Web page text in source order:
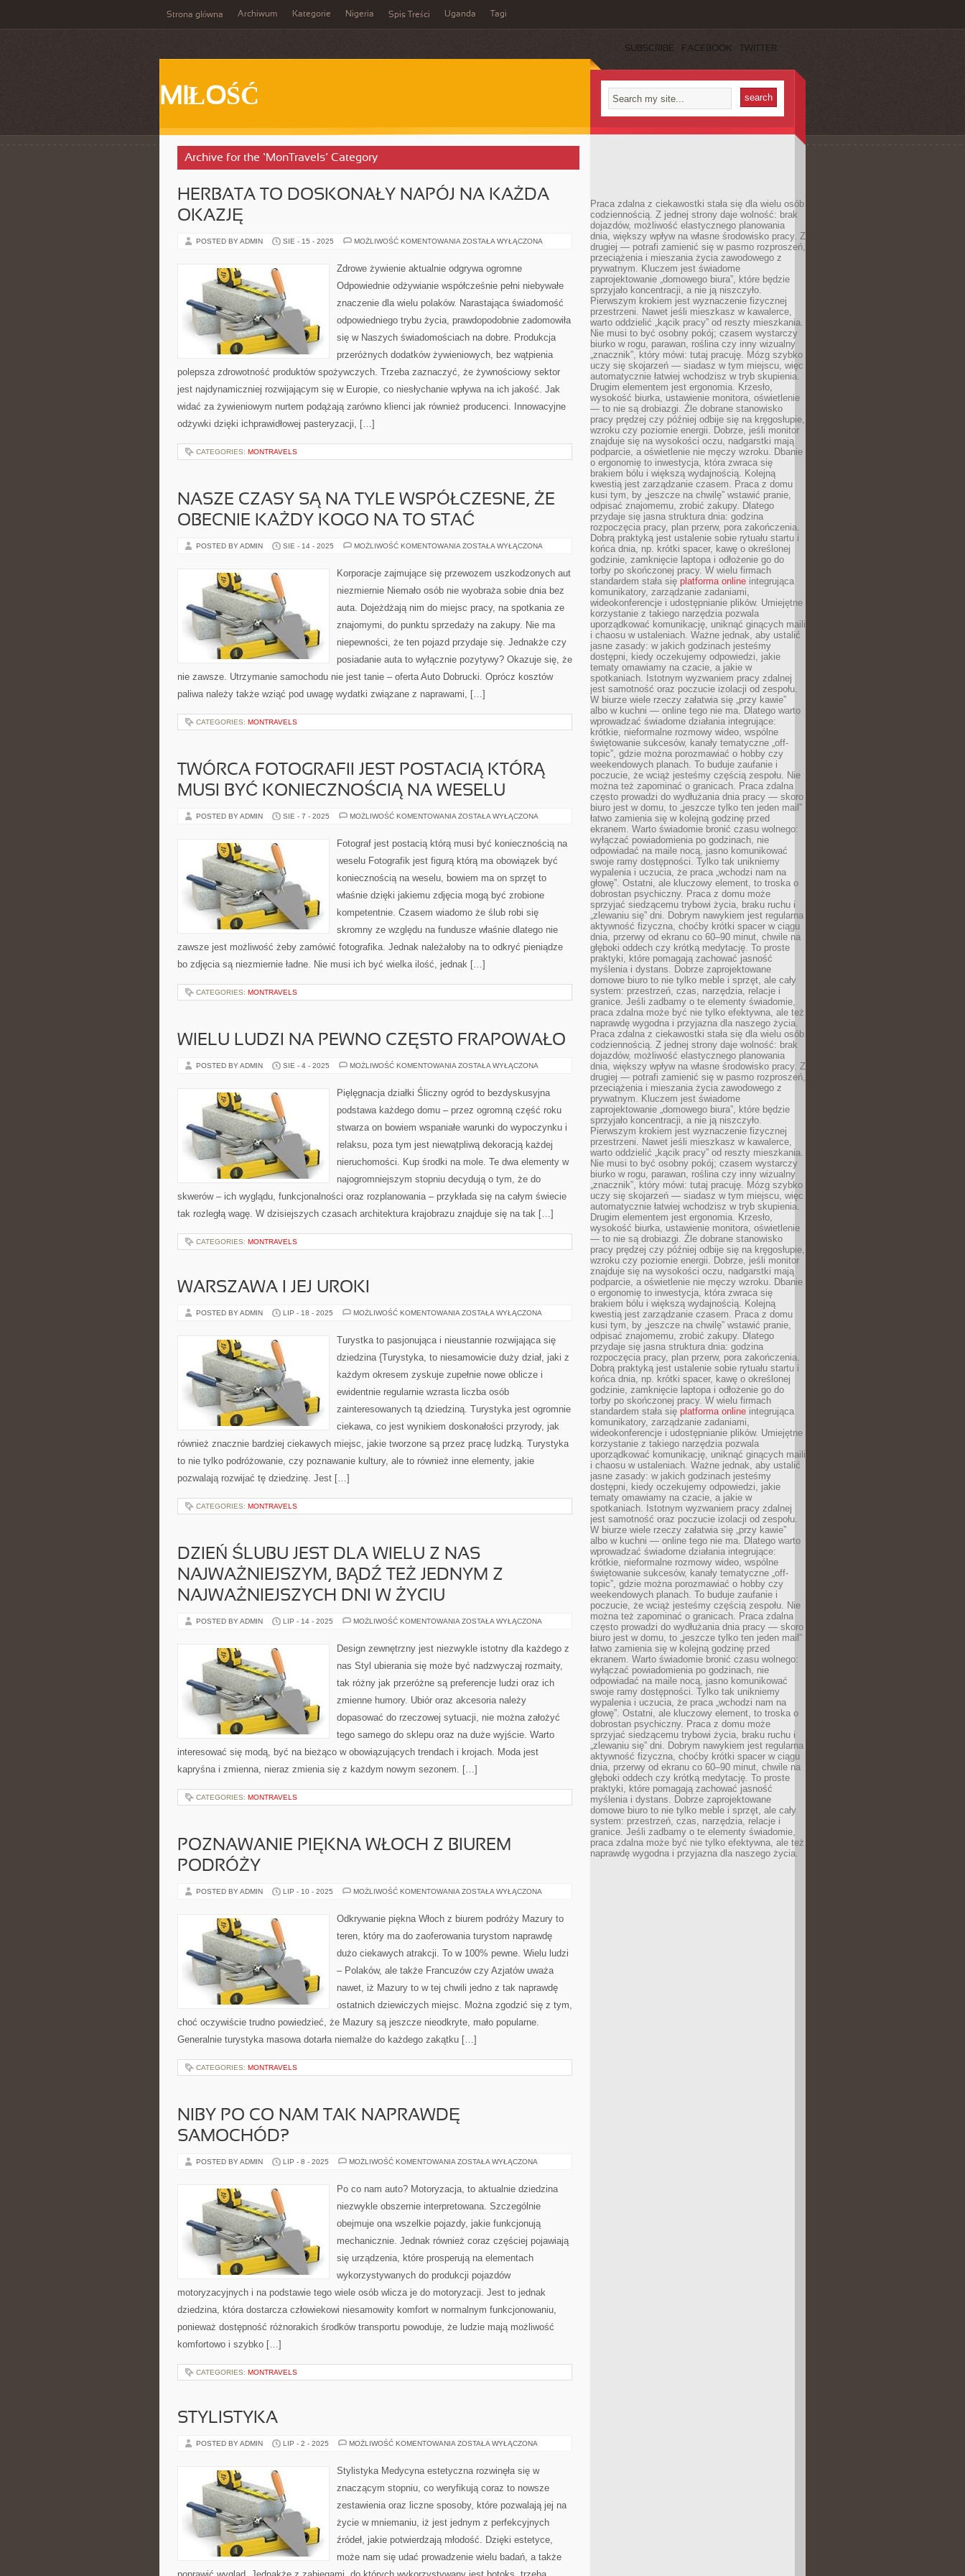
Strona główna Archiwum Kategorie Nigeria Spis Treści Uganda Tagi
SUBSCRIBE FACEBOOK TWITTER
MIŁOŚĆ
Archive for the ‘MonTravels’ Category
HERBATA TO DOSKONAŁY NAPÓJ NA KAŻDA
OKAZJĘ
POSTED BY ADMIN SIE - 15 - 2025 MOŻLIWOŚĆ KOMENTOWANIA HERBATA
NA
OKAZJĘ
ZOSTAŁA WYŁĄCZONA
Zdrowe żywienie aktualnie odgrywa ogromne
Odpowiednie odżywianie współcześnie pełni niebywałe
znaczenie dla wielu polaków. Narastająca świadomość
odpowiedniego trybu życia, prawdopodobnie zadomowiła
się w Naszych świadomościach na dobre. Produkcja
przeróżnych dodatków żywieniowych, bez wątpienia
polepsza zdrowotność produktów spożywczych. Trzeba zaznaczyć, że żywnościowy sektor
jest najdynamiczniej rozwijającym się w Europie, co niesłychanie wpływa na ich jakość. Jak
widać za żywieniowym nurtem podążają zarówno klienci jak również producenci. Innowacyjne
odżywki dzięki ichprawidłowej pasteryzacji, […]
CATEGORIES: MONTRAVELS
NASZE CZASY SĄ NA TYLE WSPÓŁCZESNE, ŻE
OBECNIE KAŻDY KOGO NA TO STAĆ
POSTED BY ADMIN SIE - 14 - 2025 MOŻLIWOŚĆ KOMENTOWANIA NASZE
TYLE
ŻE
KAŻDY
NA
TO
STAĆ
ZOSTAŁA WYŁĄCZONA
Korporacje zajmujące się przewozem uszkodzonych aut
niezmiernie Niemało osób nie wyobraża sobie dnia bez
auta. Dojeżdżają nim do miejsc pracy, na spotkania ze
znajomymi, do punktu sprzedaży na zakupy. Nie ma
niepewności, że ten pojazd przydaje się. Jednakże czy
posiadanie auta to wyłącznie pozytywy? Okazuje się, że
nie zawsze. Utrzymanie samochodu nie jest tanie – oferta Auto Dobrucki. Oprócz kosztów
paliwa należy także wziąć pod uwagę wydatki związane z naprawami, […]
CATEGORIES: MONTRAVELS
TWÓRCA FOTOGRAFII JEST POSTACIĄ KTÓRĄ
MUSI BYĆ KONIECZNOŚCIĄ NA WESELU
POSTED BY ADMIN SIE - 7 - 2025 MOŻLIWOŚĆ KOMENTOWANIA TWÓRCA
POSTACIĄ
KTÓRĄ
BYĆ
NA
ZOSTAŁA WYŁĄCZONA
Fotograf jest postacią którą musi być koniecznością na
weselu Fotografik jest figurą którą ma obowiązek być
koniecznością na weselu, bowiem ma on sprzęt to
właśnie dzięki jakiemu zdjęcia mogą być zrobione
kompetentnie. Czasem wiadomo że ślub robi się
skromny ze względu na fundusze właśnie dlatego nie
zawsze jest możliwość żeby zamówić fotografika. Jednak należałoby na to odkryć pieniądze
bo zdjęcia są niezmiernie ładne. Nie musi ich być wielka ilość, jednak […]
CATEGORIES: MONTRAVELS
WIELU LUDZI NA PEWNO CZĘSTO FRAPOWAŁO
POSTED BY ADMIN SIE - 4 - 2025 MOŻLIWOŚĆ KOMENTOWANIA WIELU
PEWNO
CZĘSTO
ZOSTAŁA WYŁĄCZONA
Pięlęgnacja działki Śliczny ogród to bezdyskusyjna
podstawa każdego domu – przez ogromną część roku
stwarza on bowiem wspaniałe warunki do wypoczynku i
relaksu, poza tym jest niewątpliwą dekoracją każdej
nieruchomości. Kup środki na mole. Te dwa elementy w
najogromniejszym stopniu decydują o tym, że do
skwerów – ich wyglądu, funkcjonalności oraz rozplanowania – przykłada się na całym świecie
tak rozległą wagę. W dzisiejszych czasach architektura krajobrazu znajduje się na tak […]
CATEGORIES: MONTRAVELS
WARSZAWA I JEJ UROKI
POSTED BY ADMIN LIP - 18 - 2025 MOŻLIWOŚĆ KOMENTOWANIA WARSZAWA
UROKI
ZOSTAŁA WYŁĄCZONA
Turystka to pasjonująca i nieustannie rozwijająca się
dziedzina {Turystyka, to niesamowicie duży dział, jaki z
każdym okresem zyskuje zupełnie nowe oblicze i
ewidentnie regularnie wzrasta liczba osób
zainteresowanych tą dziedziną. Turystyka jest ogromnie
ciekawa, co jest wynikiem doskonałości przyrody, jak
również znacznie bardziej ciekawych miejsc, jakie tworzone są przez pracę ludzką. Turystyka
to nie tylko podróżowanie, czy poznawanie kultury, ale to również inne elementy, jakie
pozwalają rozwijać tę dziedzinę. Jest […]
CATEGORIES: MONTRAVELS
DZIEŃ ŚLUBU JEST DLA WIELU Z NAS
NAJWAŻNIEJSZYM, BĄDŹ TEŻ JEDNYM Z
NAJWAŻNIEJSZYCH DNI W ŻYCIU
POSTED BY ADMIN LIP - 14 - 2025 MOŻLIWOŚĆ KOMENTOWANIA DZIEŃ
DLA
WIELU
NAS
BĄDŹ
JEDNYM
NAJWAŻNIEJSZYCH
DNI
ŻYCIU
ZOSTAŁA WYŁĄCZONA
Design zewnętrzny jest niezwykle istotny dla każdego z
nas Styl ubierania się może być nadzwyczaj rozmaity,
tak różny jak przeróżne są preferencje ludzi oraz ich
zmienne humory. Ubiór oraz akcesoria należy
dopasować do rzeczowej sytuacji, nie można założyć
tego samego do sklepu oraz na duże wyjście. Warto
interesować się modą, być na bieżąco w obowiązujących trendach i krojach. Moda jest
kapryśna i zmienna, nieraz zmienia się z każdym nowym sezonem. […]
CATEGORIES: MONTRAVELS
POZNAWANIE PIĘKNA WŁOCH Z BIUREM
PODRÓŻY
POSTED BY ADMIN LIP - 10 - 2025 MOŻLIWOŚĆ KOMENTOWANIA POZNAWANIE
Z
BIUREM
ZOSTAŁA WYŁĄCZONA
Odkrywanie piękna Włoch z biurem podróży Mazury to
teren, który ma do zaoferowania turystom naprawdę
dużo ciekawych atrakcji. To w 100% pewne. Wielu ludzi
– Polaków, ale także Francuzów czy Azjatów uważa
nawet, iż Mazury to w tej chwili jedno z tak naprawdę
ostatnich dziewiczych miejsc. Można zgodzić się z tym,
choć oczywiście trudno powiedzieć, że Mazury są jeszcze nieodkryte, mało popularne.
Generalnie turystyka masowa dotarła niemalże do każdego zakątku […]
CATEGORIES: MONTRAVELS
NIBY PO CO NAM TAK NAPRAWDĘ
SAMOCHÓD?
POSTED BY ADMIN LIP - 8 - 2025 MOŻLIWOŚĆ KOMENTOWANIA NIBY
NAM
TAK
SAMOCHÓD?
ZOSTAŁA WYŁĄCZONA
Po co nam auto? Motoryzacja, to aktualnie dziedzina
niezwykle obszernie interpretowana. Szczególnie
obejmuje ona wszelkie pojazdy, jakie funkcjonują
mechanicznie. Jednak również coraz częściej pojawiają
się urządzenia, które prosperują na elementach
wykorzystywanych do produkcji pojazdów
motoryzacyjnych i na podstawie tego wiele osób wlicza je do motoryzacji. Jest to jednak
dziedzina, która dostarcza człowiekowi niesamowity komfort w normalnym funkcjonowaniu,
ponieważ dostępność różnorakich środków transportu powoduje, że ludzie mają możliwość
komfortowo i szybko […]
CATEGORIES: MONTRAVELS
STYLISTYKA
POSTED BY ADMIN LIP - 2 - 2025 MOŻLIWOŚĆ KOMENTOWANIA STYLISTYKA
ZOSTAŁA WYŁĄCZONA
Stylistyka Medycyna estetyczna rozwinęła się w
znaczącym stopniu, co weryfikują coraz to nowsze
zestawienia oraz liczne sposoby, które pozwalają jej na
życie w mniemaniu, iż jest jednym z perfekcyjnych
źródeł, jakie potwierdzają młodość. Dzięki estetyce,
może nam się udać prowadzenie wielu badań, a także
Praca zdalna z ciekawostki stała się dla wielu osób
codziennością. Z jednej strony daje wolność: brak
dojazdów, możliwość elastycznego planowania
dnia, większy wpływ na własne środowisko pracy. Z
drugiej — potrafi zamienić się w pasmo rozproszeń,
przeciążenia i mieszania życia zawodowego z
prywatnym. Kluczem jest świadome
zaprojektowanie „domowego biura”, które będzie
sprzyjało koncentracji, a nie ją niszczyło.
Pierwszym krokiem jest wyznaczenie fizycznej
przestrzeni. Nawet jeśli mieszkasz w kawalerce,
warto oddzielić „kącik pracy” od reszty mieszkania.
Nie musi to być osobny pokój; czasem wystarczy
biurko w rogu, parawan, roślina czy inny wizualny
„znacznik”, który mówi: tutaj pracuję. Mózg szybko
uczy się skojarzeń — siadasz w tym miejscu, więc
automatycznie łatwiej wchodzisz w tryb skupienia.
Drugim elementem jest ergonomia. Krzesło,
wysokość biurka, ustawienie monitora, oświetlenie
— to nie są drobiazgi. Źle dobrane stanowisko
pracy prędzej czy później odbije się na kręgosłupie,
wzroku czy poziomie energii. Dobrze, jeśli monitor
znajduje się na wysokości oczu, nadgarstki mają
podparcie, a oświetlenie nie męczy wzroku. Dbanie
o ergonomię to inwestycja, która zwraca się
brakiem bólu i większą wydajnością. Kolejną
kwestią jest zarządzanie czasem. Praca z domu
kusi tym, by „jeszcze na chwilę” wstawić pranie,
odpisać znajomemu, zrobić zakupy. Dlatego
przydaje się jasna struktura dnia: godzina
rozpoczęcia pracy, plan przerw, pora zakończenia.
Dobrą praktyką jest ustalenie sobie rytuału startu i
końca dnia, np. krótki spacer, kawę o określonej
godzinie, zamknięcie laptopa i odłożenie go do
torby po skończonej pracy. W wielu firmach
standardem stała się platforma online integrująca
komunikatory, zarządzanie zadaniami,
wideokonferencje i udostępnianie plików. Umiejętne
korzystanie z takiego narzędzia pozwala
uporządkować komunikację, uniknąć ginących maili
i chaosu w ustaleniach. Ważne jednak, aby ustalić
jasne zasady: w jakich godzinach jesteśmy
dostępni, kiedy oczekujemy odpowiedzi, jakie
tematy omawiamy na czacie, a jakie w
spotkaniach. Istotnym wyzwaniem pracy zdalnej
jest samotność oraz poczucie izolacji od zespołu.
W biurze wiele rzeczy załatwia się „przy kawie”
albo w kuchni — online tego nie ma. Dlatego warto
wprowadzać świadome działania integrujące:
krótkie, nieformalne rozmowy wideo, wspólne
świętowanie sukcesów, kanały tematyczne „off-
topic”, gdzie można porozmawiać o hobby czy
weekendowych planach. To buduje zaufanie i
poczucie, że wciąż jesteśmy częścią zespołu. Nie
można też zapominać o granicach. Praca zdalna
często prowadzi do wydłużania dnia pracy — skoro
biuro jest w domu, to „jeszcze tylko ten jeden mail”
łatwo zamienia się w kolejną godzinę przed
ekranem. Warto świadomie bronić czasu wolnego:
wyłączać powiadomienia po godzinach, nie
odpowiadać na maile nocą, jasno komunikować
swoje ramy dostępności. Tylko tak unikniemy
wypalenia i uczucia, że praca „wchodzi nam na
głowę”. Ostatni, ale kluczowy element, to troska o
dobrostan psychiczny. Praca z domu może
sprzyjać siedzącemu trybowi życia, braku ruchu i
„zlewaniu się” dni. Dobrym nawykiem jest regularna
aktywność fizyczna, choćby krótki spacer w ciągu
dnia, przerwy od ekranu co 60–90 minut, chwile na
głęboki oddech czy krótką medytację. To proste
praktyki, które pomagają zachować jasność
myślenia i dystans. Dobrze zaprojektowane
domowe biuro to nie tylko meble i sprzęt, ale cały
system: przestrzeń, czas, narzędzia, relacje i
granice. Jeśli zadbamy o te elementy świadomie,
praca zdalna może być nie tylko efektywna, ale też
naprawdę wygodna i przyjazna dla naszego życia.
Praca zdalna z ciekawostki stała się dla wielu osób
codziennością. Z jednej strony daje wolność: brak
dojazdów, możliwość elastycznego planowania
dnia, większy wpływ na własne środowisko pracy. Z
drugiej — potrafi zamienić się w pasmo rozproszeń,
przeciążenia i mieszania życia zawodowego z
prywatnym. Kluczem jest świadome
zaprojektowanie „domowego biura”, które będzie
sprzyjało koncentracji, a nie ją niszczyło.
Pierwszym krokiem jest wyznaczenie fizycznej
przestrzeni. Nawet jeśli mieszkasz w kawalerce,
warto oddzielić „kącik pracy” od reszty mieszkania.
Nie musi to być osobny pokój; czasem wystarczy
biurko w rogu, parawan, roślina czy inny wizualny
„znacznik”, który mówi: tutaj pracuję. Mózg szybko
uczy się skojarzeń — siadasz w tym miejscu, więc
automatycznie łatwiej wchodzisz w tryb skupienia.
Drugim elementem jest ergonomia. Krzesło,
wysokość biurka, ustawienie monitora, oświetlenie
— to nie są drobiazgi. Źle dobrane stanowisko
pracy prędzej czy później odbije się na kręgosłupie,
wzroku czy poziomie energii. Dobrze, jeśli monitor
znajduje się na wysokości oczu, nadgarstki mają
podparcie, a oświetlenie nie męczy wzroku. Dbanie
o ergonomię to inwestycja, która zwraca się
brakiem bólu i większą wydajnością. Kolejną
kwestią jest zarządzanie czasem. Praca z domu
kusi tym, by „jeszcze na chwilę” wstawić pranie,
odpisać znajomemu, zrobić zakupy. Dlatego
przydaje się jasna struktura dnia: godzina
rozpoczęcia pracy, plan przerw, pora zakończenia.
Dobrą praktyką jest ustalenie sobie rytuału startu i
końca dnia, np. krótki spacer, kawę o określonej
godzinie, zamknięcie laptopa i odłożenie go do
torby po skończonej pracy. W wielu firmach
standardem stała się platforma online integrująca
komunikatory, zarządzanie zadaniami,
wideokonferencje i udostępnianie plików. Umiejętne
korzystanie z takiego narzędzia pozwala
uporządkować komunikację, uniknąć ginących maili
i chaosu w ustaleniach. Ważne jednak, aby ustalić
jasne zasady: w jakich godzinach jesteśmy
dostępni, kiedy oczekujemy odpowiedzi, jakie
tematy omawiamy na czacie, a jakie w
spotkaniach. Istotnym wyzwaniem pracy zdalnej
jest samotność oraz poczucie izolacji od zespołu.
W biurze wiele rzeczy załatwia się „przy kawie”
albo w kuchni — online tego nie ma. Dlatego warto
wprowadzać świadome działania integrujące:
krótkie, nieformalne rozmowy wideo, wspólne
świętowanie sukcesów, kanały tematyczne „off-
topic”, gdzie można porozmawiać o hobby czy
weekendowych planach. To buduje zaufanie i
poczucie, że wciąż jesteśmy częścią zespołu. Nie
można też zapominać o granicach. Praca zdalna
często prowadzi do wydłużania dnia pracy — skoro
biuro jest w domu, to „jeszcze tylko ten jeden mail”
łatwo zamienia się w kolejną godzinę przed
ekranem. Warto świadomie bronić czasu wolnego:
wyłączać powiadomienia po godzinach, nie
odpowiadać na maile nocą, jasno komunikować
swoje ramy dostępności. Tylko tak unikniemy
wypalenia i uczucia, że praca „wchodzi nam na
głowę”. Ostatni, ale kluczowy element, to troska o
dobrostan psychiczny. Praca z domu może
sprzyjać siedzącemu trybowi życia, braku ruchu i
„zlewaniu się” dni. Dobrym nawykiem jest regularna
aktywność fizyczna, choćby krótki spacer w ciągu
dnia, przerwy od ekranu co 60–90 minut, chwile na
głęboki oddech czy krótką medytację. To proste
praktyki, które pomagają zachować jasność
myślenia i dystans. Dobrze zaprojektowane
domowe biuro to nie tylko meble i sprzęt, ale cały
system: przestrzeń, czas, narzędzia, relacje i
granice. Jeśli zadbamy o te elementy świadomie,
praca zdalna może być nie tylko efektywna, ale też
naprawdę wygodna i przyjazna dla naszego życia.